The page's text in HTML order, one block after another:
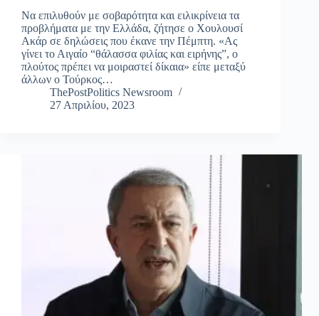
Να επιλυθούν με σοβαρότητα και ειλικρίνεια τα
προβλήματα με την Ελλάδα, ζήτησε ο Χουλουσί
Ακάρ σε δηλώσεις που έκανε την Πέμπτη. «Ας
γίνει το Αιγαίο “θάλασσα φιλίας και ειρήνης”, ο
πλούτος πρέπει να μοιραστεί δίκαια» είπε μεταξύ
άλλων ο Τούρκος…
ThePostPolitics Newsroom
27 Απριλίου, 2023